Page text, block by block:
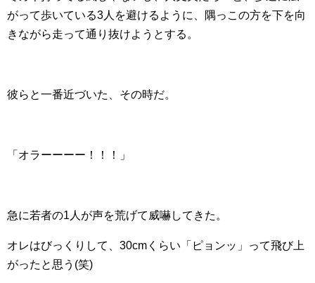
がって歩いている3人を避けるように、隅っこの方を下を向
きながら走って通り抜けようとする。
彼らと一番近づいた、その時だ。
「オラーーーー！！！」
急に若者の1人が声を荒げて威嚇してきた。
オレはびっくりして、30cmくらい「ピョンッ」って飛び上
がったと思う(笑)